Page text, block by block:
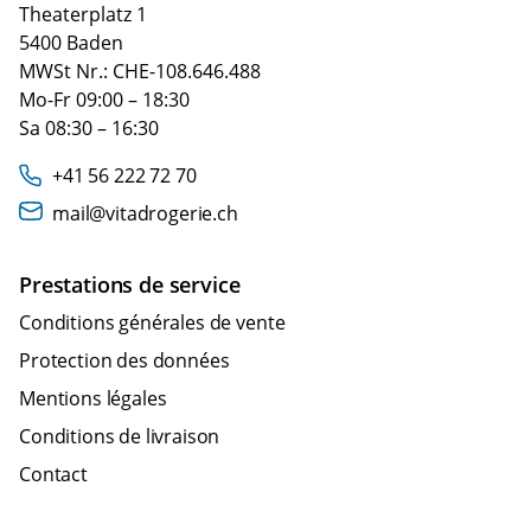
Theaterplatz 1
5400 Baden
MWSt Nr.: CHE-108.646.488
Mo-Fr 09:00 – 18:30
Sa 08:30 – 16:30
+41 56 222 72 70
mail@vitadrogerie.ch
Prestations de service
Conditions générales de vente
Protection des données
Mentions légales
Conditions de livraison
Contact